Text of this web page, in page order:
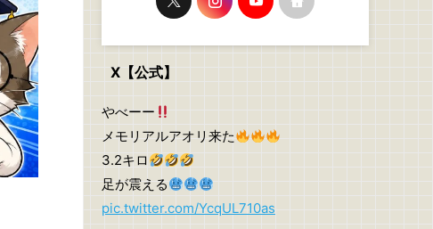
X【公式】
やべーー
メモリアルアオリ来た
3.2キロ
足が震える
pic.twitter.com/YcqUL710as